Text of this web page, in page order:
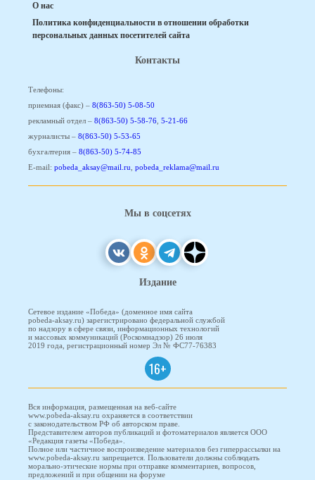
О нас
Политика конфиденциальности в отношении обработки
персональных данных посетителей сайта
Контакты
Телефоны:
приемная (факс) – 8(863-50) 5-08-50
рекламный отдел – 8(863-50) 5-58-76, 5-21-66
журналисты – 8(863-50) 5-53-65
бухгалтерия – 8(863-50) 5-74-85
E-mail: pobeda_aksay@mail.ru, pobeda_reklama@mail.ru
Мы в соцсетях
Издание
Сетевое издание «Победа» (доменное имя сайта
pobeda-aksay.ru) зарегистрировано федеральной службой
по надзору в сфере связи, информационных технологий
и массовых коммуникаций (Роскомнадзор) 26 июля
2019 года, регистрационный номер Эл № ФС77-76383
16+
Вся информация, размещенная на веб-сайте
www.pobeda-aksay.ru охраняется в соответствии
с законодательством РФ об авторском праве.
Представителем авторов публикаций и фотоматериалов является ООО
«Редакция газеты «Победа».
Полное или частичное воспроизведение материалов без гиперрассылки на
www.pobeda-aksay.ru запрещается. Пользователи должны соблюдать
морально-этические нормы при отправке комментариев, вопросов,
предложений и при общении на форуме